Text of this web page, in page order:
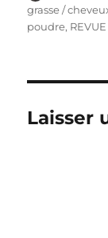
grasse /
poudre, REVUE
Laisser